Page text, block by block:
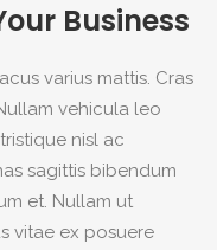
Business
varius mattis. Cras
vehicula leo
nisl ac
sagittis bibendum
et. Nullam ut
vitae ex posuere